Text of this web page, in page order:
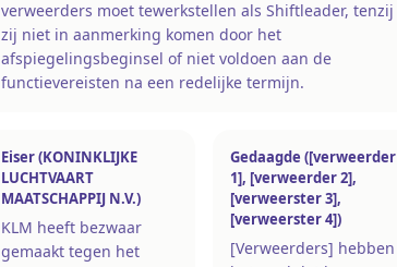
verweerders moet tewerkstellen als Shiftleader, tenzij
zij niet in aanmerking komen door het
afspiegelingsbeginsel of niet voldoen aan de
functievereisten na een redelijke termijn.
Eiser (KONINKLIJKE
LUCHTVAART
MAATSCHAPPIJ N.V.)
KLM heeft bezwaar
gemaakt tegen het
Gedaagde ([verweerder
1], [verweerder 2],
[verweerster 3],
[verweerster 4])
[Verweerders] hebben